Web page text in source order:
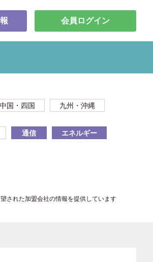
会員ログイン
中国・四国 九州・沖縄
通信 エネルギー
された加盟会社の情報を提供しています